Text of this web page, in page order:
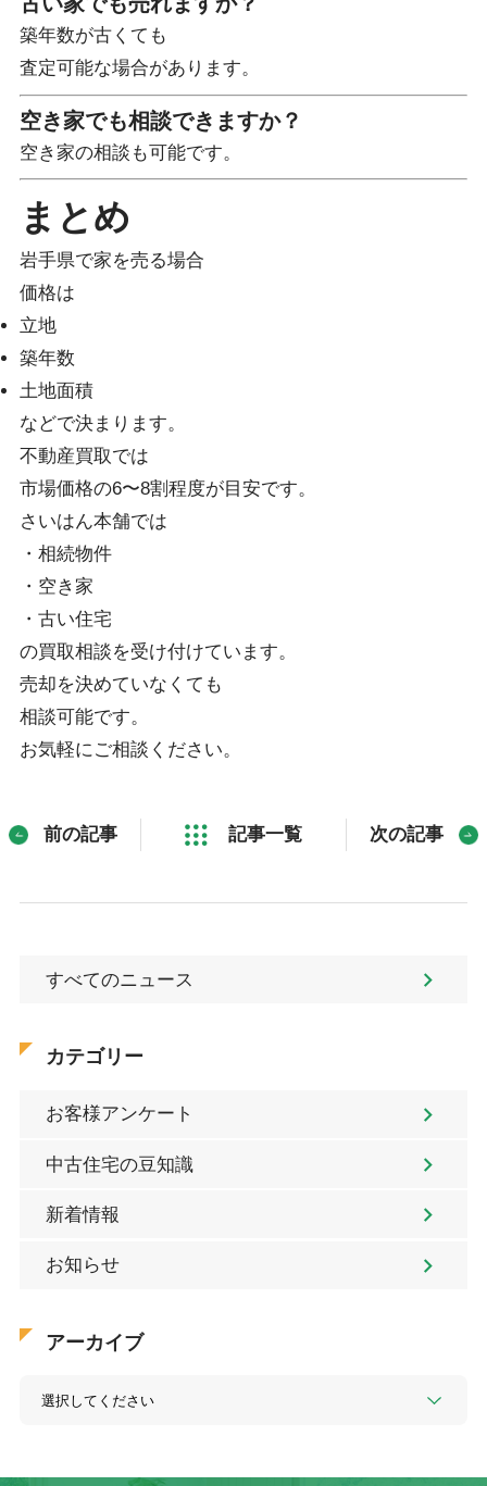
築年数が古くても
査定可能な場合があります。
空き家でも相談できますか？
空き家の相談も可能です。
まとめ
岩手県で家を売る場合
価格は
立地
築年数
土地面積
などで決まります。
不動産買取では
市場価格の6〜8割程度が目安です。
さいはん本舗では
・相続物件
・空き家
・古い住宅
の買取相談を受け付けています。
売却を決めていなくても
相談可能です。
お気軽にご相談ください。
前の記事 記事一覧 次の記事
すべてのニュース
カテゴリー
お客様アンケート
中古住宅の豆知識
新着情報
お知らせ
アーカイブ